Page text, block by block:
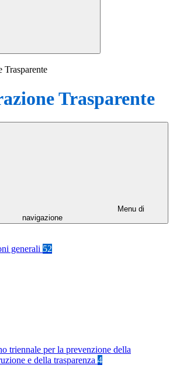
Trasparente
Trasparente
Menu di
navigazione
generali 52
triennale per la prevenzione della
e della trasparenza 4